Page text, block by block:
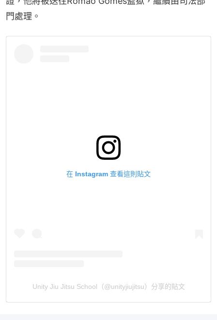
門處理。
在 Instagram 查看這則貼文
Unity Jiu Jitsu School（@unityjiujitsu）分享的貼文